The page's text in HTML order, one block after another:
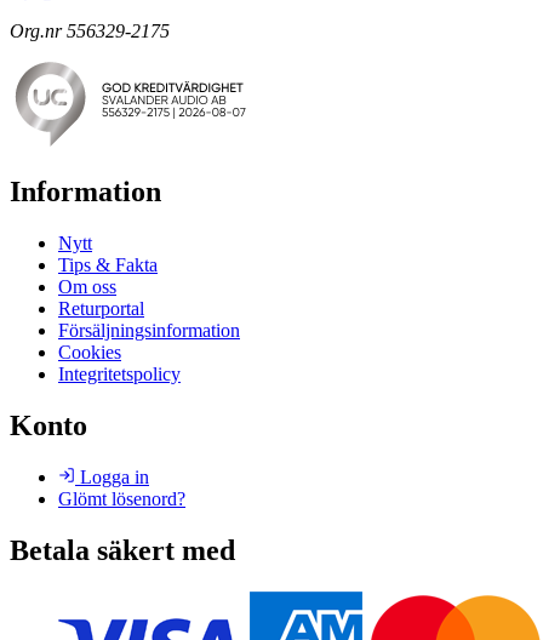
Org.nr 556329-2175
Information
Nytt
Tips & Fakta
Om oss
Returportal
Försäljningsinformation
Cookies
Integritetspolicy
Konto
Logga in
Glömt lösenord?
Betala säkert med